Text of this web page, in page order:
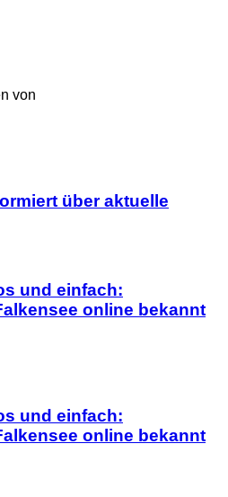
von
über aktuelle
und einfach:
online bekannt
und einfach:
online bekannt